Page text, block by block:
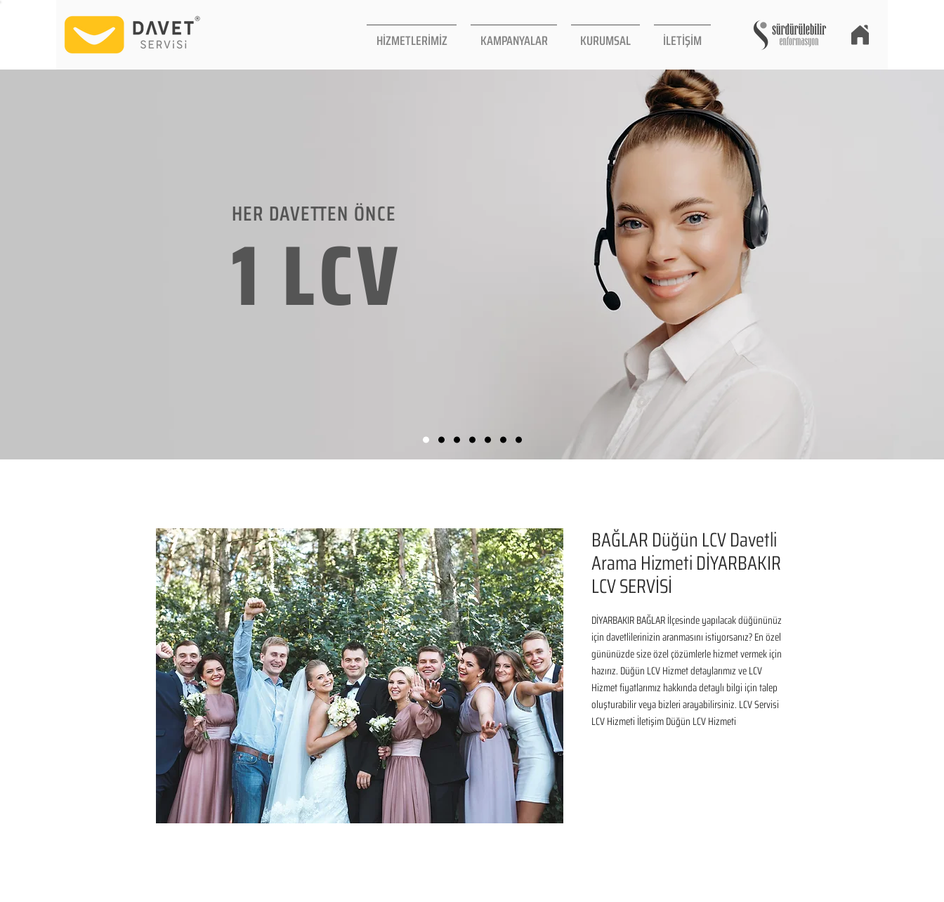
HİZMETLERİMİZ KAMPANYALAR KURUMSAL İLETİŞİM
HER DAVETTEN ÖNCE
1 LCV
BAĞLAR Düğün LCV Davetli
Arama Hizmeti DİYARBAKIR
LCV SERVİSİ
DİYARBAKIR BAĞLAR İlçesinde yapılacak düğününüz
için davetlilerinizin aranmasını istiyorsanız? En özel
gününüzde size özel çözümlerle hizmet vermek için
hazırız. Düğün LCV Hizmet detaylarımız ve LCV
Hizmet fiyatlarımız hakkında detaylı bilgi için talep
oluşturabilir veya bizleri arayabilirsiniz. LCV Servisi
LCV Hizmeti İletişim Düğün LCV Hizmeti